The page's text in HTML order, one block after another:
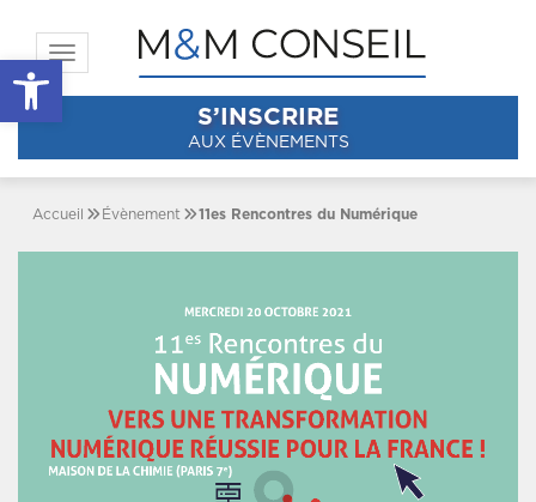
Ouvrir la barre d’outils
Toggle navigation
S’INSCRIRE
AUX ÉVÈNEMENTS
Accueil Évènement 11es Rencontres du Numérique